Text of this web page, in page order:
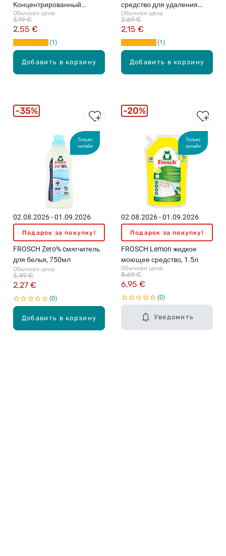
Добавить в корзину
Концентрированный
смягчитель для белья с
ароматом инжирамл,
Обычная цена
2,55 €
3,19 €
1
Добавить в корзину
средство для удаления
пятен с активным
кислородом, 75мл
Обычная цена
2,15 €
2,69 €
1
Только
онлайн
Добавить в корзину
02.08.2026 - 01.09.2026
Подарок за покупку!
FROSCH Zero% cмягчитель
для белья, 750мл
Обычная цена
2,27 €
3,49 €
0
35%
Только
онлайн
Уведомить
02.08.2026 - 01.09.2026
Подарок за покупку!
FROSCH Lemon жидкое
моющее средство, 1.5л
Обычная цена
6,95 €
8,69 €
0
20%